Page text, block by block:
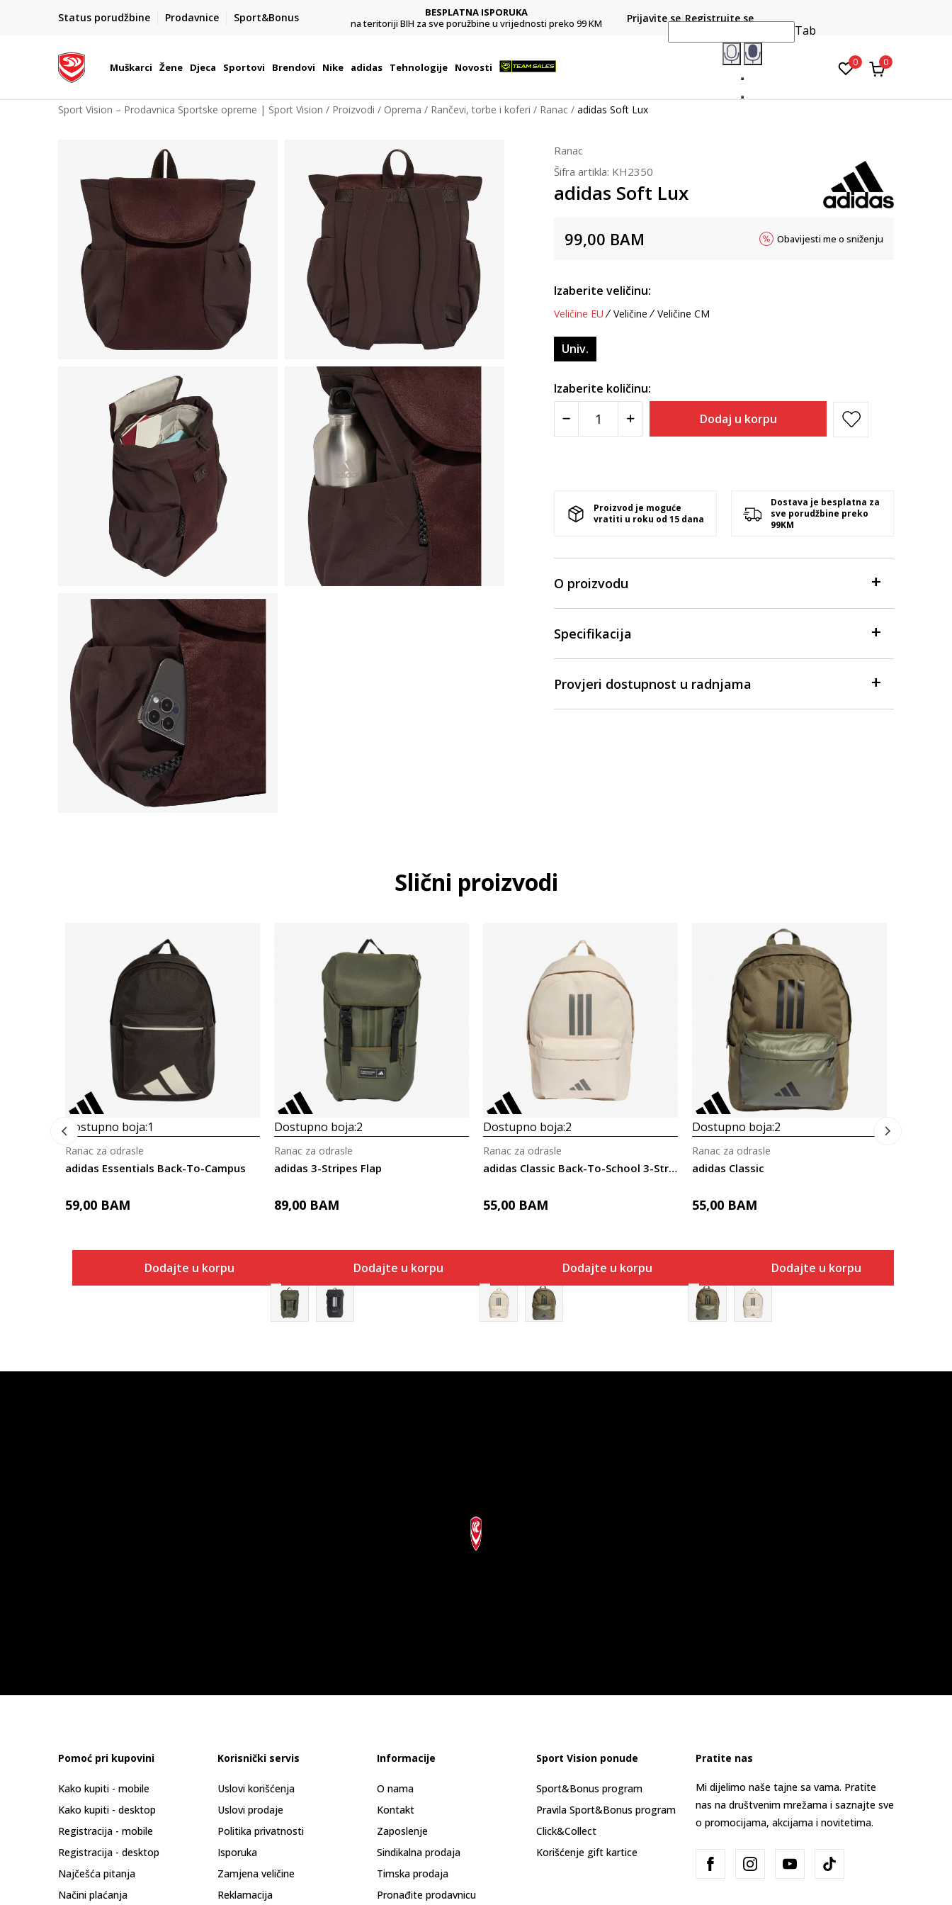
Status porudžbine Prodavnice Sport&Bonus
POZOVITE NAS NA : 055/490-400
Pon-Pet od 9h - 16h
BESPLATNA ISPORUKA
na teritoriji BIH za sve poružbine u vrijednosti preko 99 KM
Platite karticom online i preuzmite u prodavnici po vašem
Prijavite se Registrujte se
Muškarci Žene Djeca Sportovi Brendovi Nike adidas Tehnologije Novosti
Tab
0 0
Sport Vision – Prodavnica Sportske opreme | Sport Vision Proizvodi Oprema Rančevi, torbe i koferi Ranac adidas Soft Lux
Ranac
Šifra artikla: KH2350
adidas Soft Lux
99,00 BAM Obavijesti me o sniženju
Izaberite veličinu:
Veličine EU Veličine Veličine CM
Univ.
Izaberite količinu:
Dodaj u korpu
Proizvod je moguće
vratiti u roku od 15 dana
Dostava je besplatna za
sve porudžbine preko
99KM
O proizvodu
Specifikacija
Provjeri dostupnost u radnjama
Slični proizvodi
Dostupno boja:1
adidas Essentials Back-To-Campus
Ranac za odrasle
59,00 BAM
Dodajte u korpu
Dostupno boja:2
adidas 3-Stripes Flap
Ranac za odrasle
89,00 BAM
Dodajte u korpu
Dostupno boja:2
adidas Classic Back-To-School 3-Stripes
Ranac za odrasle
55,00 BAM
Dodajte u korpu
Dostupno boja:2
adidas Classic
Ranac za odrasle
55,00 BAM
Dodajte u korpu
Pomoć pri kupovini
Kako kupiti - mobile
Kako kupiti - desktop
Registracija - mobile
Registracija - desktop
Najčešća pitanja
Načini plaćanja
Korisnički servis
Uslovi korišćenja
Uslovi prodaje
Politika privatnosti
Isporuka
Zamjena veličine
Reklamacija
Informacije
O nama
Kontakt
Zaposlenje
Sindikalna prodaja
Timska prodaja
Pronađite prodavnicu
Sport Vision ponude
Sport&Bonus program
Pravila Sport&Bonus program
Click&Collect
Korišćenje gift kartice
Pratite nas
Mi dijelimo naše tajne sa vama. Pratite
nas na društvenim mrežama i saznajte sve
o promocijama, akcijama i novitetima.